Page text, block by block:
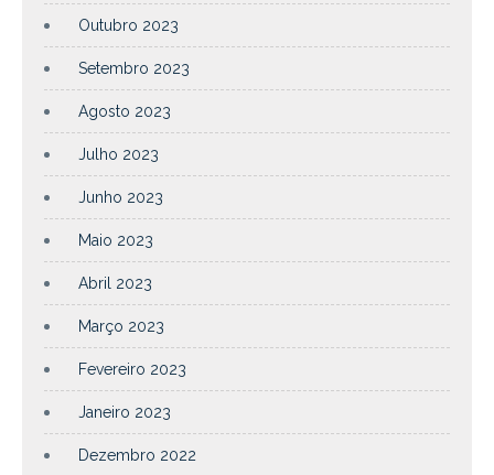
Outubro 2023
Setembro 2023
Agosto 2023
Julho 2023
Junho 2023
Maio 2023
Abril 2023
Março 2023
Fevereiro 2023
Janeiro 2023
Dezembro 2022